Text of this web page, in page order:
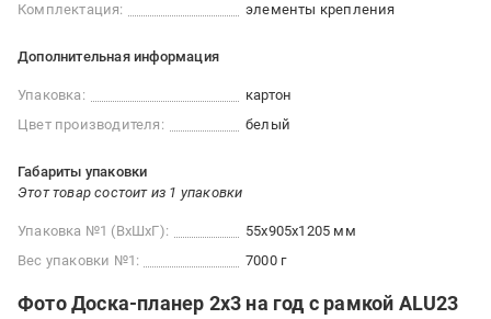
Комплектация:
элементы крепления
Дополнительная информация
Упаковка:
картон
Цвет производителя:
белый
Габариты упаковки
Этот товар состоит из 1 упаковки
Упаковка №1 (ВхШхГ):
55x905x1205 мм
Вес упаковки №1:
7000 г
Фото Доска-планер 2х3 на год с рамкой ALU23